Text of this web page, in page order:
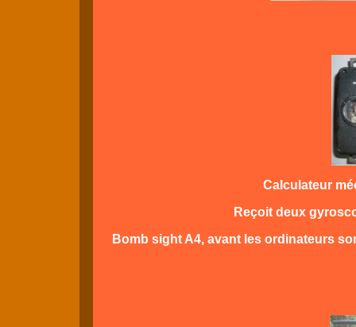
Calculateur
Reçoit deux
Bomb sight A4, avant les ordinateurs